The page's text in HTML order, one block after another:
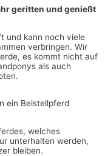
geritten und genießt
und kann noch viele
verbringen. Wir
es kommt nicht auf
als auch
ein Beistellpferd
welches
unterhalten werden,
bleiben.